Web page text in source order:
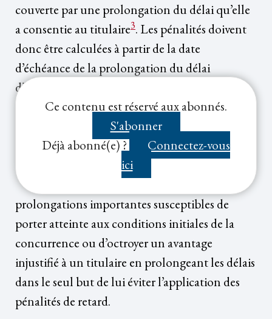
couverte par une prolongation du délai qu’elle
a consentie au titulaire3. Les pénalités doivent
donc être calculées à partir de la date
d’échéance de la prolongation du délai
d’exécution
Conseil pratique :
Ce contenu est réservé aux abonnés.
S'abonner
Déjà abonné(e) ?
Connectez-vous
ici
prolongations importantes susceptibles de
porter atteinte aux conditions initiales de la
concurrence ou d’octroyer un avantage
injustifié à un titulaire en prolongeant les délais
dans le seul but de lui éviter l’application des
pénalités de retard.